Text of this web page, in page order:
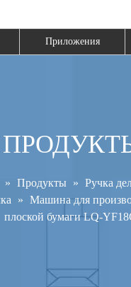
Приложения
» Продукты » Ручка
» Машина для
плоской бумаги LQ-